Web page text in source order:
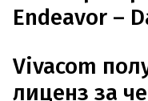
Endeavor –
Vivacom
лиценз за